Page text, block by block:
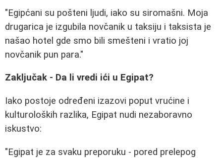
"Egipćani su pošteni ljudi, iako su siromašni. Moja
drugarica je izgubila novčanik u taksiju i taksista je
našao hotel gde smo bili smešteni i vratio joj
novčanik pun para."
Zaključak - Da li vredi ići u Egipat?
Iako postoje određeni izazovi poput vrućine i
kulturoloških razlika, Egipat nudi nezaboravno
iskustvo:
"Egipat je za svaku preporuku - pored prelepog